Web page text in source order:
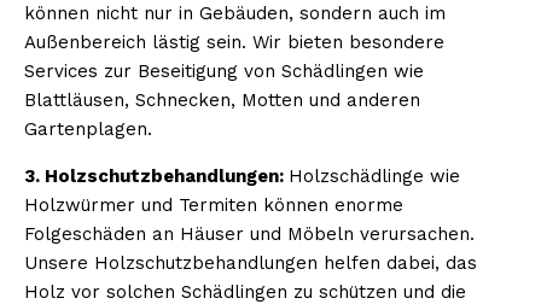
können nicht nur in Gebäuden, sondern auch im
Außenbereich lästig sein. Wir bieten besondere
Services zur Beseitigung von Schädlingen wie
Blattläusen, Schnecken, Motten und anderen
Gartenplagen.
3. Holzschutzbehandlungen: Holzschädlinge wie
Holzwürmer und Termiten können enorme
Folgeschäden an Häuser und Möbeln verursachen.
Unsere Holzschutzbehandlungen helfen dabei, das
Holz vor solchen Schädlingen zu schützen und die